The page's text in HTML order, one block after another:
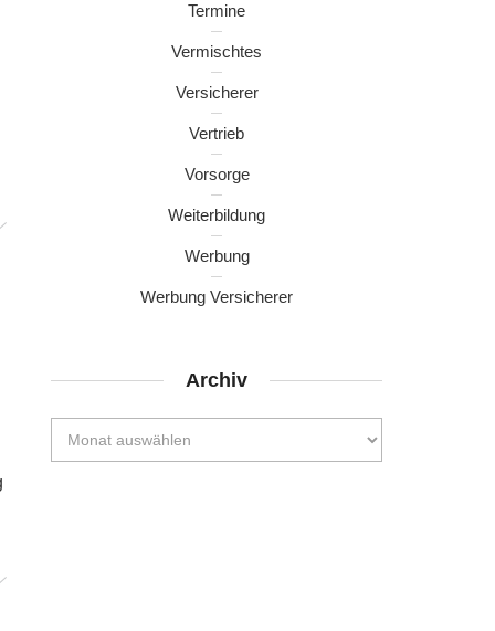
Termine
Vermischtes
Versicherer
Vertrieb
Vorsorge
Weiterbildung
Werbung
Werbung Versicherer
Archiv